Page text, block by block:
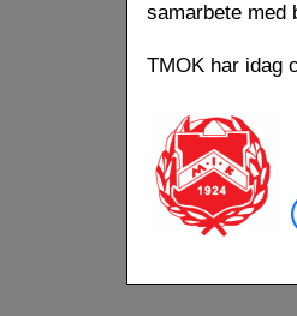
samarbete med
TMOK har idag